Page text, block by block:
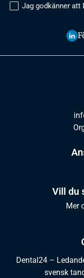
Dental24 –
svensk
Vill du
Mer
Jag godkänner att